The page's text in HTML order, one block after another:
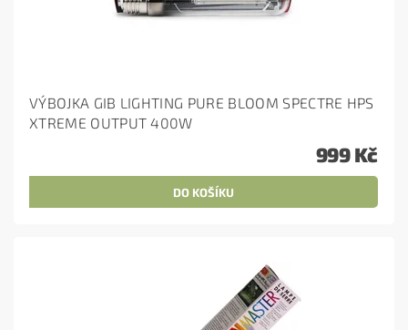
VÝBOJKA GIB LIGHTING PURE BLOOM SPECTRE HPS
XTREME OUTPUT 400W
999 Kč